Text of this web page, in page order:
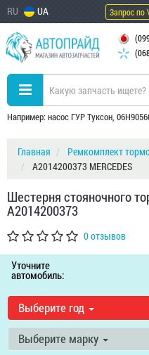
RU UA Запрос по
Например: насос ГУР Туксон,
Главная
Ремкомплект
A2014200373 MERCEDES
Шестерня стояночного
A2014200373
0 отзывов
Уточните
автомобиль:
Выберите год
Выберите марку